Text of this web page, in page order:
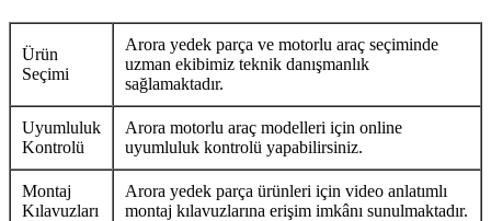
Ürün
Seçimi
Arora yedek parça ve motorlu araç seçiminde
uzman ekibimiz teknik danışmanlık
sağlamaktadır.
Uyumluluk
Kontrolü
Arora motorlu araç modelleri için online
uyumluluk kontrolü yapabilirsiniz.
Montaj
Kılavuzları
Arora yedek parça ürünleri için video anlatımlı
montaj kılavuzlarına erişim imkânı sunulmaktadır.